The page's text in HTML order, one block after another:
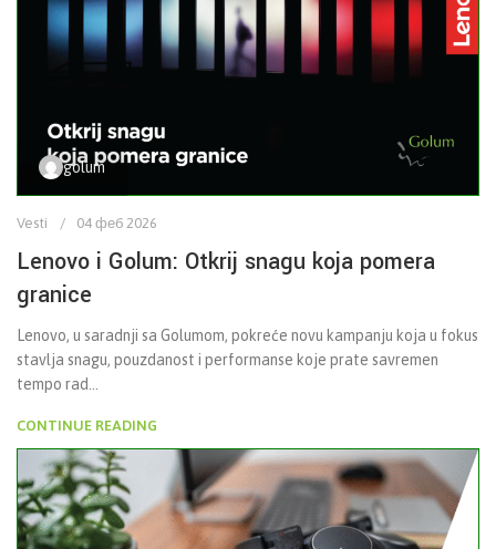
golum
Vesti 04 феб 2026
Lenovo i Golum: Otkrij snagu koja pomera
granice
Lenovo, u saradnji sa Golumom, pokreće novu kampanju koja u fokus
stavlja snagu, pouzdanost i performanse koje prate savremen
tempo rad...
CONTINUE READING